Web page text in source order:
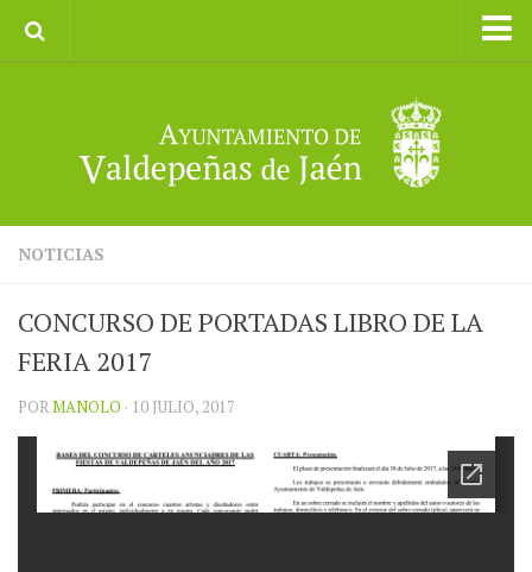
II CXM ROMPEALBARCAS 2023
NOTICIAS
CONCURSO DE PORTADAS LIBRO DE LA
FERIA 2017
PORMANOLO · 10 JULIO, 2017